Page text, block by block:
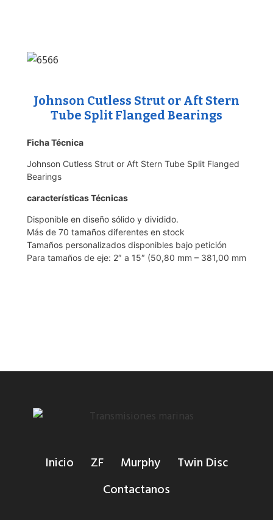
Johnson Cutless Strut or Aft Stern
Tube Split Flanged Bearings
Ficha Técnica
Johnson Cutless Strut or Aft Stern Tube Split Flanged
Bearings
características Técnicas
Disponible en diseño sólido y dividido.
Más de 70 tamaños diferentes en stock
Tamaños personalizados disponibles bajo petición
Para tamaños de eje: 2″ a 15″ (50,80 mm – 381,00 mm
Inicio ZF Murphy
Twin Disc
Contactanos